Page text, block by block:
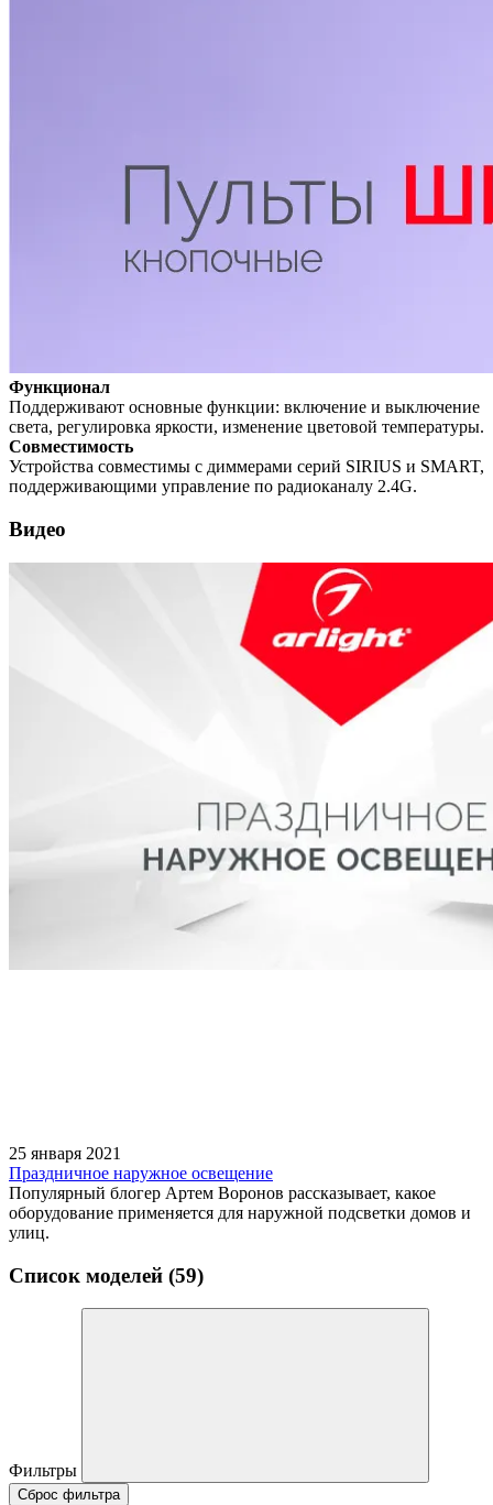
Функционал
Поддерживают основные функции: включение и выключение
света, регулировка яркости, изменение цветовой температуры.
Совместимость
Устройства совместимы с диммерами серий SIRIUS и SMART,
поддерживающими управление по радиоканалу 2.4G.
Видео
25 января 2021
Праздничное наружное освещение
Популярный блогер Артем Воронов рассказывает, какое
оборудование применяется для наружной подсветки домов и
улиц.
Список моделей (59)
Фильтры
Сброс фильтра